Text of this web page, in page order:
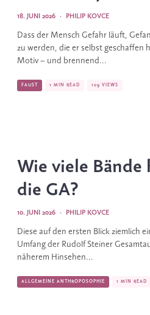
PHILIP KOVCE
·
18. JUNI 2026
Dass der Mensch Gefahr läuft,
zu werden, die er selbst geschaffen
Motiv – und brennend...
FAUST 1 MIN READ 109 VIEWS
Wie viele Bände
die GA?
PHILIP KOVCE
·
10. JUNI 2026
Diese auf den ersten Blick ziemlich
Umfang der Rudolf Steiner
näherem Hinsehen...
ALLGEMEINE ANTHROPOSOPHIE 1 MIN READ